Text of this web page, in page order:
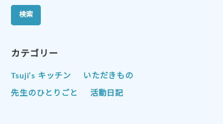
カテゴリー
Tsuji’s キッチン いただきもの
先生のひとりごと 活動日記